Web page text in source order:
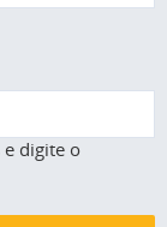
digite o